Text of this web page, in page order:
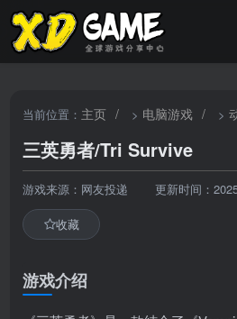
当前位置： 主页 / > 电脑游戏 / >
三英勇者/Tri Survive
游戏来源：网友投递 更新时间：
收藏
游戏介绍